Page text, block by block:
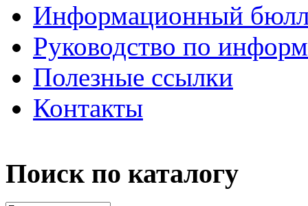
Информационный
Руководство по
Полезные ссылки
Контакты
Поиск по каталогу